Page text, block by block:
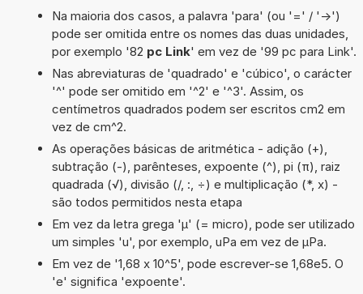
Na maioria dos casos, a palavra 'para' (ou '=' / '->')
pode ser omitida entre os nomes das duas unidades,
por exemplo '82 pc Link' em vez de '99 pc para Link'.
Nas abreviaturas de 'quadrado' e 'cúbico', o carácter
'^' pode ser omitido em '^2' e '^3'. Assim, os
centímetros quadrados podem ser escritos cm2 em
vez de cm^2.
As operações básicas de aritmética - adição (+),
subtração (-), parênteses, expoente (^), pi (π), raiz
quadrada (√), divisão (/, :, ÷) e multiplicação (*, x) -
são todos permitidos nesta etapa
Em vez da letra grega 'µ' (= micro), pode ser utilizado
um simples 'u', por exemplo, uPa em vez de µPa.
Em vez de '1,68 x 10^5', pode escrever-se 1,68e5. O
'e' significa 'expoente'.